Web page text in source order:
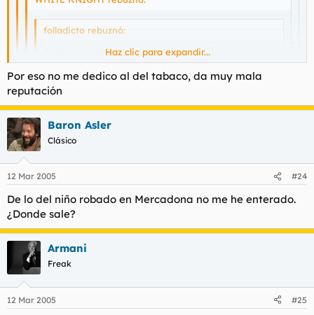
folladicto rebuznó:
Jo tio que rabia y a mi no me denuncia nunca
nadie
Haz clic para expandir...
Es que por robar bragas de los tendederos, como
mucho te pueden dar 2 hostias.
Haz clic para expandir...
Que va hombre lo decia porque me dedico al tráfico de
drogas, niños, mujeres y organos entre otras cosas.
Haz clic para expandir...
Si quieres que te miren mal de verdad, dedícate al de tabaco.
Odio asegurado.
Haz clic para expandir...
Por eso no me dedico al del tabaco, da muy mala
reputación
Baron Asler
Clásico
12 Mar 2005 #24
De lo del niño robado en Mercadona no me he enterado.
¿Donde sale?
Armani
Freak
12 Mar 2005 #25